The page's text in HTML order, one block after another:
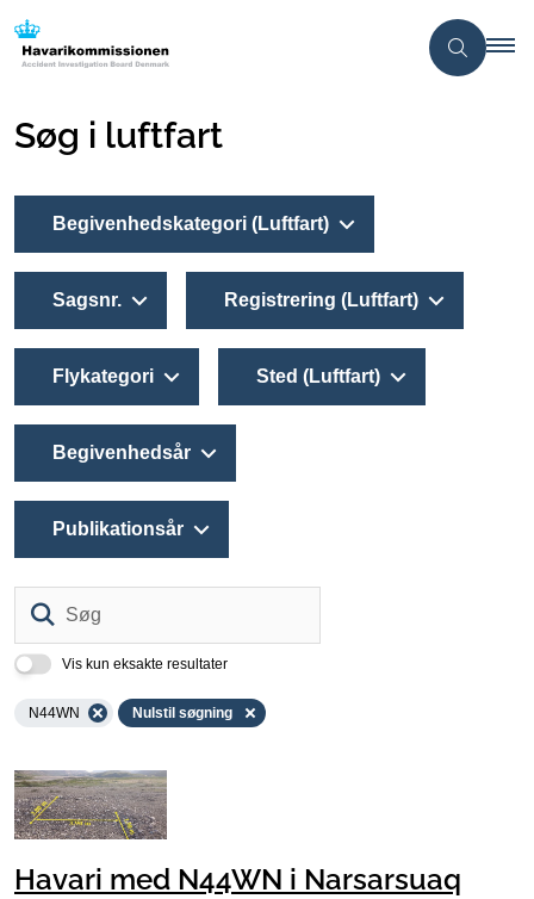
Søg i luftfart
Vis kun eksakte resultater
N44WN Nulstil søgning
Begivenhedskategori (Luftfart)
Sagsnr. Registrering (Luftfart)
Flykategori Sted (Luftfart)
Begivenhedsår
Publikationsår
Havari med N44WN i Narsarsuaq